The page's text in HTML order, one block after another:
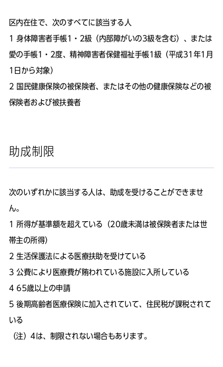
区内在住で、次のすべてに該当する人
身体障害者手帳1・2級（内部障がいの3級を含む）、または
愛の手帳1・2度、精神障害者保健福祉手帳1級（平成31年1月
1日から対象）
国民健康保険の被保険者、またはその他の健康保険などの被
保険者および被扶養者
助成制限
次のいずれかに該当する人は、助成を受けることができませ
ん。
所得が基準額を超えている（20歳未満は被保険者または世
帯主の所得）
生活保護法による医療扶助を受けている
公費により医療費が賄われている施設に入所している
65歳以上の申請
後期高齢者医療保険に加入されていて、住民税が課税されて
いる
（注）4は、制限されない場合もあります。